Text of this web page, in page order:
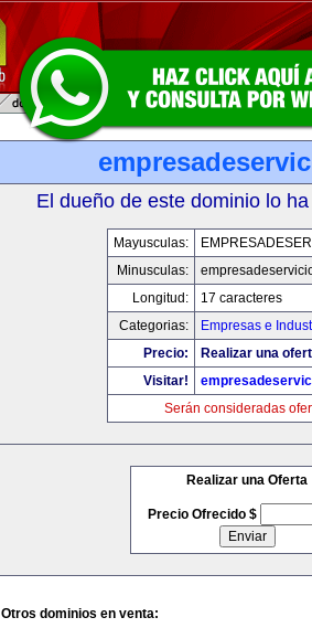
El dueño de este dominio lo
Mayusculas:
Minusculas:
Longitud:
17 caracteres
Categorias:
Empresas e
Precio:
Realizar una
Visitar!
Serán consideradas
Realizar una Oferta
Precio Ofrecido $
Otros dominios en venta: